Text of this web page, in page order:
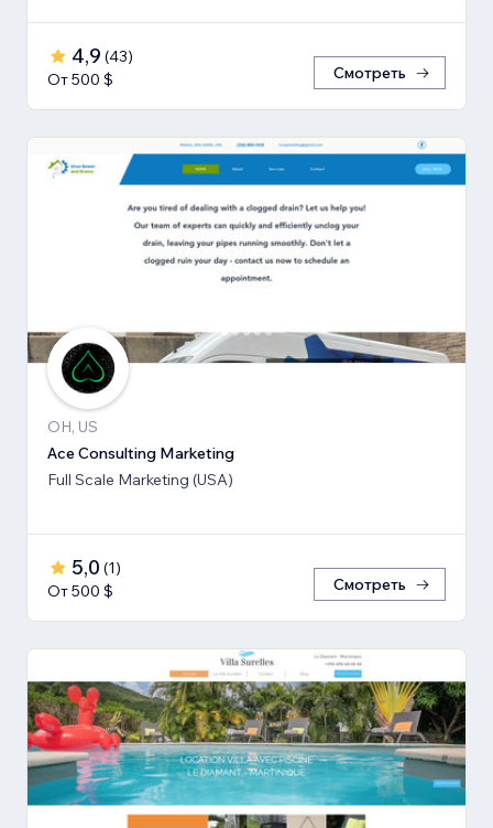
4,9 (43)
От 500 $
Смотреть
OH, US
Ace Consulting Marketing
Full Scale Marketing (USA)
5,0 (1)
От 500 $
Смотреть